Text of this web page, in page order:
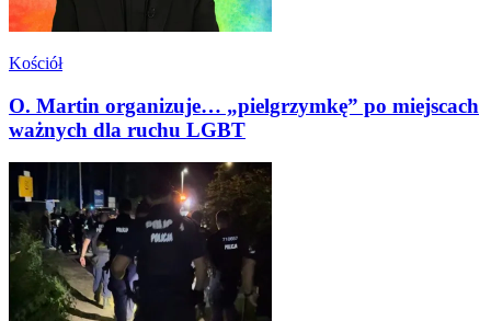
Kościół
O. Martin organizuje… „pielgrzymkę” po miejscach
ważnych dla ruchu LGBT